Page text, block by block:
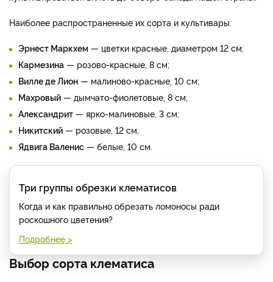
Наиболее распространенные их сорта и культивары:
Эрнест Маркхем — цветки красные, диаметром 12 см;
Кармезина — розово-красные, 8 см;
Вилле де Лион — малиново-красные, 10 см;
Махровый — дымчато-фиолетовые, 8 см;
Александрит — ярко-малиновые, 3 см;
Никитский — розовые, 12 см,
Ядвига Валенис — белые, 10 см.
Три группы обрезки клематисов
Когда и как правильно обрезать ломоносы ради
роскошного цветения?
Подробнее >
Выбор сорта клематиса